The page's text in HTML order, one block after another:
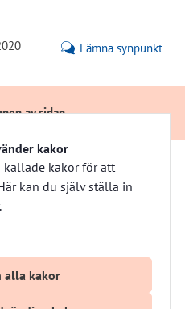
kakor
kallade kakor för att
kan du själv ställa in
alla kakor
Lämna synpunkt
av sidan